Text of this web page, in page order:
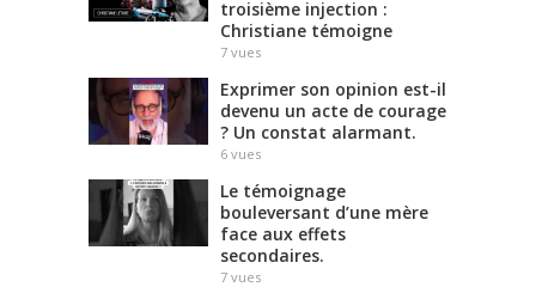
troisième injection :
Christiane témoigne
7 vues
Exprimer son opinion est-il
devenu un acte de courage
? Un constat alarmant.
6 vues
Le témoignage
bouleversant d’une mère
face aux effets
secondaires.
7 vues